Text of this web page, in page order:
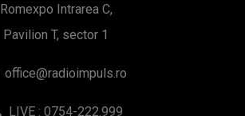
Romexpo Intrarea C,
Pavilion T, sector 1
office@radioimpuls.ro
LIVE : 0754-222.999